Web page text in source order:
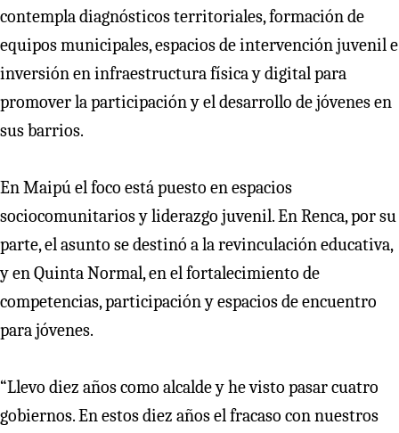
contempla diagnósticos territoriales, formación de
equipos municipales, espacios de intervención juvenil e
inversión en infraestructura física y digital para
promover la participación y el desarrollo de jóvenes en
sus barrios.
En Maipú el foco está puesto en espacios
sociocomunitarios y liderazgo juvenil. En Renca, por su
parte, el asunto se destinó a la revinculación educativa,
y en Quinta Normal, en el fortalecimiento de
competencias, participación y espacios de encuentro
para jóvenes.
“Llevo diez años como alcalde y he visto pasar cuatro
gobiernos. En estos diez años el fracaso con nuestros